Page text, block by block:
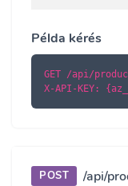
Példa kérés
GET /api/
X-API-KEY:
POST
/api/